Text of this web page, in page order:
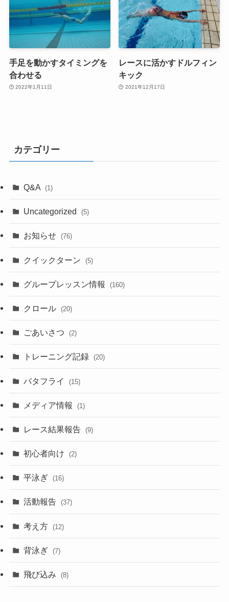
手足を動かすタイミングを
合わせる
2022年1月11日
レースに活かすドルフィン
キック
2021年12月17日
カテゴリー
Q&A (1)
Uncategorized (5)
お知らせ (76)
クイックターン (5)
グループレッスン情報 (160)
クロール (20)
ごあいさつ (2)
トレーニング記録 (20)
バタフライ (15)
メディア情報 (1)
レース結果報告 (9)
初心者向け (2)
平泳ぎ (16)
活動報告 (37)
考え方 (12)
背泳ぎ (7)
飛び込み (8)